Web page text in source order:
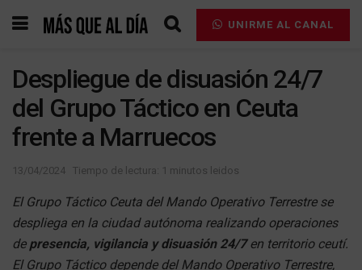
UNIRME AL CANAL
Despliegue de disuasión 24/7
del Grupo Táctico en Ceuta
frente a Marruecos
13/04/2024 Tiempo de lectura: 1 minutos leidos
El Grupo Táctico Ceuta del Mando Operativo Terrestre se
despliega en la ciudad autónoma realizando operaciones
de presencia, vigilancia y disuasión 24/7en territorio ceutí.
El Grupo Táctico depende del Mando Operativo Terrestre,